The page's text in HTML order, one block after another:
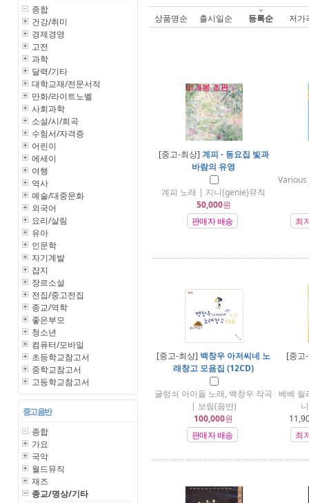
종합
건강/취미
경제경영
고전
과학
달력/기타
대학교재/전문서적
만화/라이트노벨
사회과학
소설/시/희곡
수험서/자격증
어린이
에세이
여행
역사
예술/대중문화
외국어
요리/살림
유아
인문학
자기계발
잡지
장르소설
전집/중고전집
종교/역학
좋은부모
청소년
컴퓨터/모바일
초등학교참고서
중학교참고서
고등학교참고서
중고 음반
종합
가요
국악
월드뮤직
재즈
종교/명상/기타
상품명순 출시일순 등록순 저가
[중고-최상] 계피 - 동요집 빛과
바람의 유영
계피 노래 | 지니(genie)뮤직
50,000원
판매자 배송
최
[중고-최상] 백창우 아저씨네 노
래창고 모음집 (12CD)
굴렁쇠 아이들 노래, 백창우 작곡
| 보림(음반)
100,000원
판매자 배송
[중
베베
최